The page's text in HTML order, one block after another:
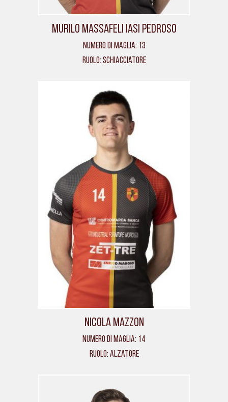
Murilo Massafeli Iasi Pedroso
Numero di maglia: 13
Ruolo: Schiacciatore
Nicola Mazzon
Numero di maglia: 14
Ruolo: Alzatore